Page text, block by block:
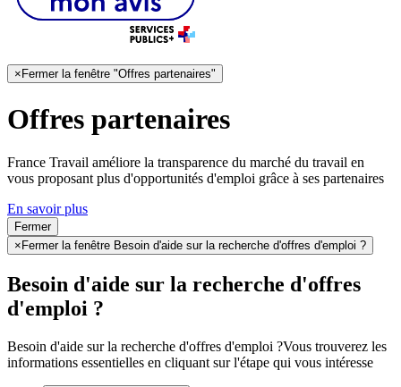
× Fermer la fenêtre "Offres partenaires"
Offres partenaires
France Travail améliore la transparence du marché du travail en
vous proposant plus d'opportunités d'emploi grâce à ses partenaires
En savoir plus
Fermer
× Fermer la fenêtre Besoin d'aide sur la recherche d'offres d'emploi ?
Besoin d'aide sur la recherche d'offres
d'emploi ?
Besoin d'aide sur la recherche d'offres d'emploi ?Vous trouverez les
informations essentielles en cliquant sur l'étape qui vous intéresse